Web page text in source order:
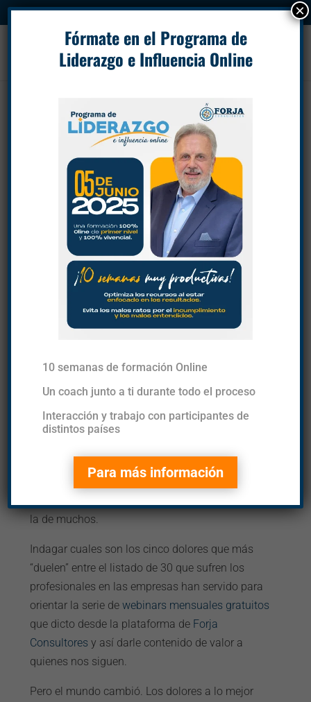
.
Los 30 «dolores» del
profesional
Eduardo Martí|Abr 23, 2019| Eduardo Martí
Efectividad,Gerencia,Lider Liderazgo,Tiempo
348
Comentarios
Este escrito fue inicialmente publicado en abril
la de muchos.
Indagar cuales son los cinco dolores que más
“duelen” entre el listado de 30 que sufren los
profesionales en las empresas han servido para
orientar la serie dewebinars mensuales gratuitos
que dicto desde la plataforma de Forja
Consultores y así darle contenido de valor a
quienes nos siguen.
Pero el mundo cambió. Los dolores a lo mejor
Fórmate en el Programa de
Liderazgo e Influencia Online
10 semanas de formación Online
Un coach junto a ti durante todo el proceso
Interacción y trabajo con participantes de
distintos países
Para más información
×